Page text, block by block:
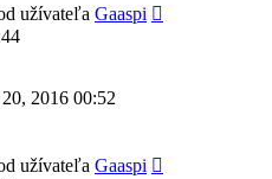
užívateľa Gaaspi
2016 00:52
užívateľa Gaaspi